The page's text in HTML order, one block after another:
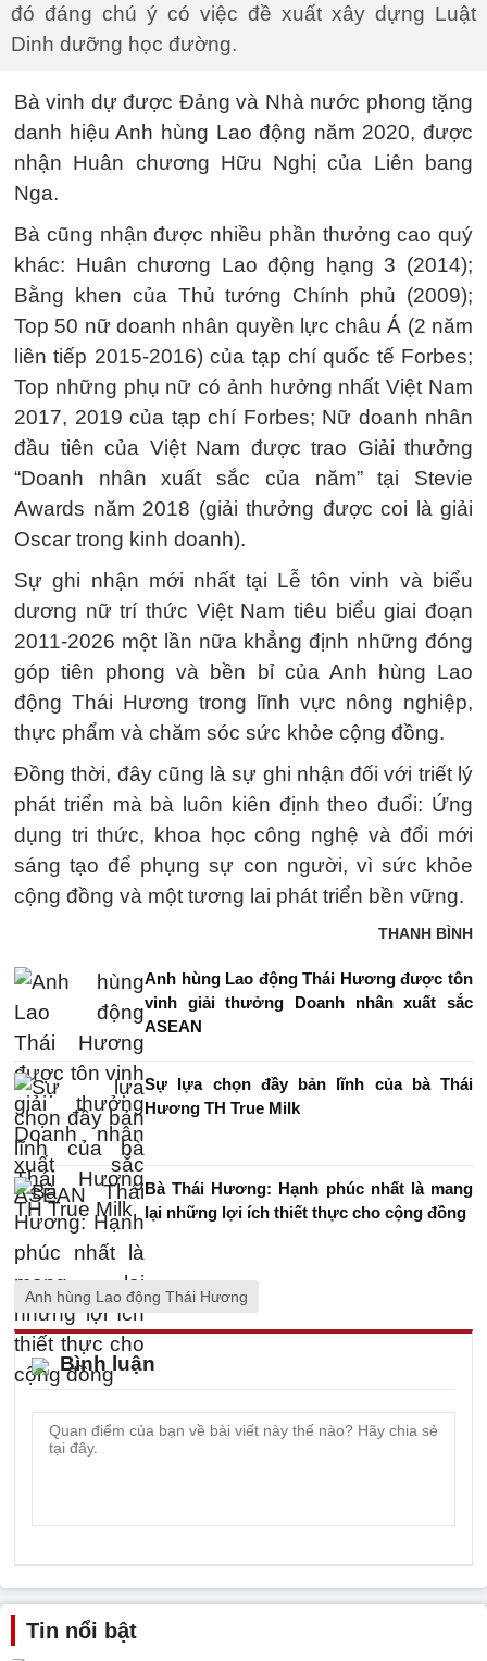
đó đáng chú ý có việc đề xuất xây dựng Luật
Dinh dưỡng học đường.
Bà vinh dự được Đảng và Nhà nước phong tặng
danh hiệu Anh hùng Lao động năm 2020, được
nhận Huân chương Hữu Nghị của Liên bang
Nga.
Bà cũng nhận được nhiều phần thưởng cao quý
khác: Huân chương Lao động hạng 3 (2014);
Bằng khen của Thủ tướng Chính phủ (2009);
Top 50 nữ doanh nhân quyền lực châu Á (2 năm
liên tiếp 2015-2016) của tạp chí quốc tế Forbes;
Top những phụ nữ có ảnh hưởng nhất Việt Nam
2017, 2019 của tạp chí Forbes; Nữ doanh nhân
đầu tiên của Việt Nam được trao Giải thưởng
“Doanh nhân xuất sắc của năm” tại Stevie
Awards năm 2018 (giải thưởng được coi là giải
Oscar trong kinh doanh).
Sự ghi nhận mới nhất tại Lễ tôn vinh và biểu
dương nữ trí thức Việt Nam tiêu biểu giai đoạn
2011-2026 một lần nữa khẳng định những đóng
góp tiên phong và bền bỉ của Anh hùng Lao
động Thái Hương trong lĩnh vực nông nghiệp,
thực phẩm và chăm sóc sức khỏe cộng đồng.
Đồng thời, đây cũng là sự ghi nhận đối với triết lý
phát triển mà bà luôn kiên định theo đuổi: Ứng
dụng tri thức, khoa học công nghệ và đổi mới
sáng tạo để phụng sự con người, vì sức khỏe
cộng đồng và một tương lai phát triển bền vững.
THANH BÌNH
Anh hùng Lao động Thái Hương được tôn
vinh giải thưởng Doanh nhân xuất sắc
ASEAN
Sự lựa chọn đầy bản lĩnh của bà Thái
Hương TH True Milk
Bà Thái Hương: Hạnh phúc nhất là mang
lại những lợi ích thiết thực cho cộng đồng
Anh hùng Lao động Thái Hương
Bình luận
Tin nổi bật